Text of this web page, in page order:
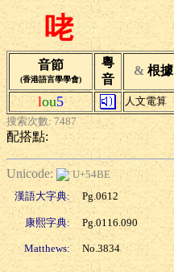
咾
音節
(香港語言學學會)
粵
音
& 根據
lou5 人文電算
搜索次數: 7487
配搭點:
Unicode:
U+54BE
漢語大字典:
Pg.0612
康熙字典: Pg.0116.090
Matthews: No.3834